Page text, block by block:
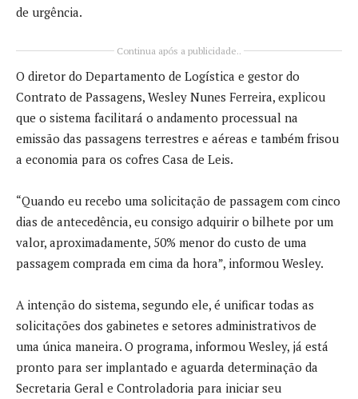
de urgência.
Continua após a publicidade..
O diretor do Departamento de Logística e gestor do
Contrato de Passagens, Wesley Nunes Ferreira, explicou
que o sistema facilitará o andamento processual na
emissão das passagens terrestres e aéreas e também frisou
a economia para os cofres Casa de Leis.
“Quando eu recebo uma solicitação de passagem com cinco
dias de antecedência, eu consigo adquirir o bilhete por um
valor, aproximadamente, 50% menor do custo de uma
passagem comprada em cima da hora”, informou Wesley.
A intenção do sistema, segundo ele, é unificar todas as
solicitações dos gabinetes e setores administrativos de
uma única maneira. O programa, informou Wesley, já está
pronto para ser implantado e aguarda determinação da
Secretaria Geral e Controladoria para iniciar seu